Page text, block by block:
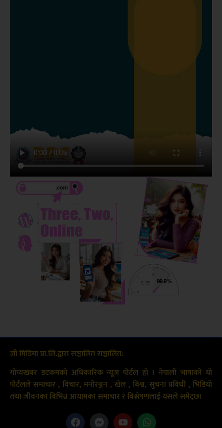
जी मिडिया प्रा.लि.द्वारा सञ्चालित सञ्चालित:
गोप्यखबर डटकमको अधिकारिक न्यूज पोर्टल हो । नेपाली भाषाको यो
पोर्टलले समाचार , विचार, मनोरञ्जन , खेल , बिश्व, सुचना प्रविधी , भिडियो
तथा जीवनका विभिन्न आयामका समाचार र विश्लेषणलाई यसले समेट्छ।